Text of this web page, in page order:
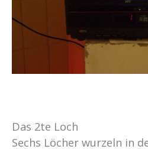
Das 2te Loch
Sechs Löcher wurzeln in